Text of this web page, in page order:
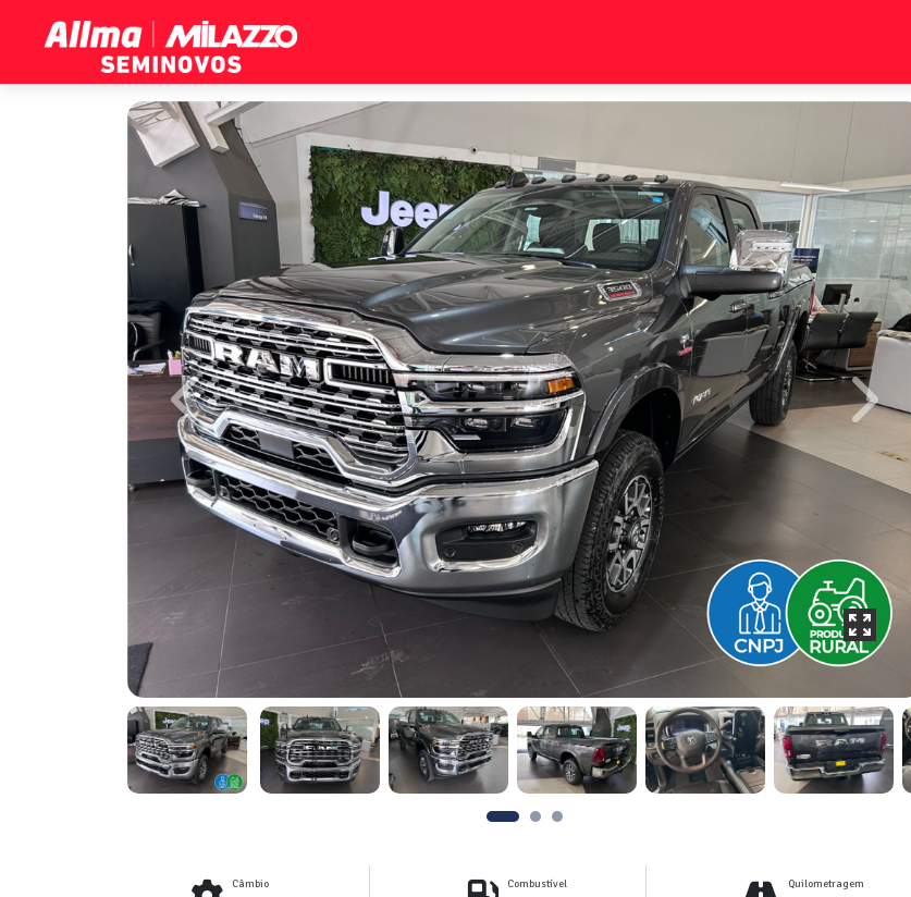
Previous Next
Câmbio Combustível Quilometragem